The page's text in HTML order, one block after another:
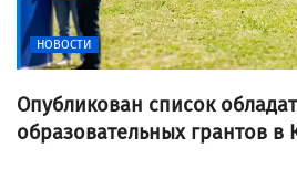
НОВОСТИ
Опубликован список
образовательных грантов в